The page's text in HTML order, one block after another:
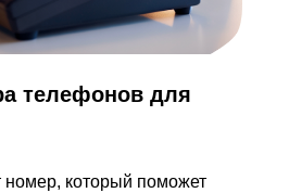
телефонов для
который поможет